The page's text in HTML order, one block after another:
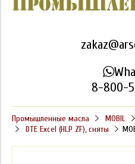
8-800-
Промышленные масла MOBIL
DTE Excel (HLP ZF), сняты